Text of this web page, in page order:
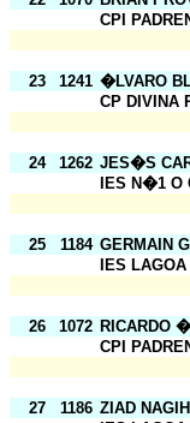
CPI
23
1241 �LVARO
CP DIVINA
24
1262 JES�S
IES N�1
25
1184 GERMAIN
IES
26
1072 RICARDO
CPI
27
1186 ZIAD NAGIHI